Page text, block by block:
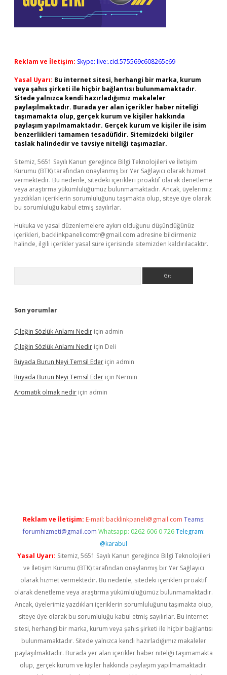
Reklam ve İletişim: Skype: live:.cid.575569c608265c69
Yasal Uyarı: Bu internet sitesi, herhangi bir marka, kurum
veya şahıs şirketi ile hiçbir bağlantısı bulunmamaktadır.
Sitede yalnızca kendi hazırladığımız makaleler
paylaşılmaktadır. Burada yer alan içerikler haber niteliği
taşımamakta olup, gerçek kurum ve kişiler hakkında
paylaşım yapılmamaktadır. Gerçek kurum ve kişiler ile isim
benzerlikleri tamamen tesadüfidir. Sitemizdeki bilgiler
taslak halindedir ve tavsiye niteliği taşımazlar.
Sitemiz, 5651 Sayılı Kanun gereğince Bilgi Teknolojileri ve İletişim
Kurumu (BTK) tarafından onaylanmış bir Yer Sağlayıcı olarak hizmet
vermektedir. Bu nedenle, sitedeki içerikleri proaktif olarak denetleme
veya araştırma yükümlülüğümüz bulunmamaktadır. Ancak, üyelerimiz
yazdıkları içeriklerin sorumluluğunu taşımakta olup, siteye üye olarak
bu sorumluluğu kabul etmiş sayılırlar.
Hukuka ve yasal düzenlemelere aykırı olduğunu düşündüğünüz
içerikleri, backlinkpanelicomtr@gmail.com adresine bildirmeniz
halinde, ilgili içerikler yasal süre içerisinde sitemizden kaldırılacaktır.
Son yorumlar
Çileğin Sözlük Anlamı Nedir için admin
Çileğin Sözlük Anlamı Nedir için Deli
Rüyada Burun Neyi Temsil Eder için admin
Rüyada Burun Neyi Temsil Eder için Nermin
Aromatik olmak nedir için admin
Reklam ve İletişim: E-mail: backlinkpaneli@gmail.com Teams:
forumhizmeti@gmail.com Whatsapp: 0262 606 0 726 Telegram:
@karabul
Yasal Uyarı: Sitemiz, 5651 Sayılı Kanun gereğince Bilgi Teknolojileri
ve İletişim Kurumu (BTK) tarafından onaylanmış bir Yer Sağlayıcı
olarak hizmet vermektedir. Bu nedenle, sitedeki içerikleri proaktif
olarak denetleme veya araştırma yükümlülüğümüz bulunmamaktadır.
Ancak, üyelerimiz yazdıkları içeriklerin sorumluluğunu taşımakta olup,
siteye üye olarak bu sorumluluğu kabul etmiş sayılırlar. Bu internet
sitesi, herhangi bir marka, kurum veya şahıs şirketi ile hiçbir bağlantısı
bulunmamaktadır. Sitede yalnızca kendi hazırladığımız makaleler
paylaşılmaktadır. Burada yer alan içerikler haber niteliği taşımamakta
olup, gerçek kurum ve kişiler hakkında paylaşım yapılmamaktadır.